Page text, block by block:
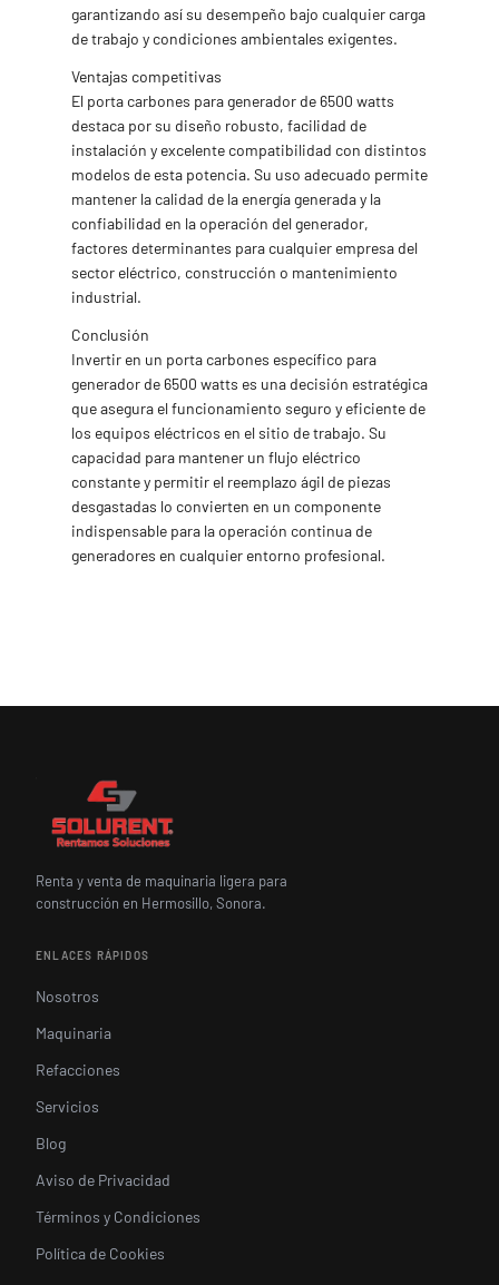
garantizando así su desempeño bajo cualquier carga
de trabajo y condiciones ambientales exigentes.
Ventajas competitivas
El porta carbones para generador de 6500 watts
destaca por su diseño robusto, facilidad de
instalación y excelente compatibilidad con distintos
modelos de esta potencia. Su uso adecuado permite
mantener la calidad de la energía generada y la
confiabilidad en la operación del generador,
factores determinantes para cualquier empresa del
sector eléctrico, construcción o mantenimiento
industrial.
Conclusión
Invertir en un porta carbones específico para
generador de 6500 watts es una decisión estratégica
que asegura el funcionamiento seguro y eficiente de
los equipos eléctricos en el sitio de trabajo. Su
capacidad para mantener un flujo eléctrico
constante y permitir el reemplazo ágil de piezas
desgastadas lo convierten en un componente
indispensable para la operación continua de
generadores en cualquier entorno profesional.
Renta y venta de maquinaria ligera para
construcción en Hermosillo, Sonora.
ENLACES RÁPIDOS
Nosotros
Maquinaria
Refacciones
Servicios
Blog
Aviso de Privacidad
Términos y Condiciones
Política de Cookies